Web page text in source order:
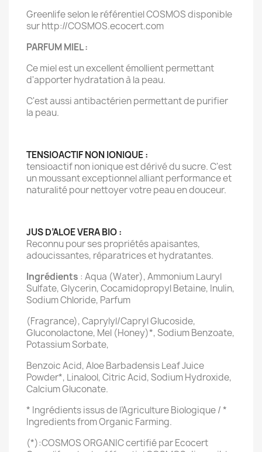
Greenlife selon le référentiel COSMOS disponible
sur http://COSMOS.ecocert.com
PARFUM MIEL :
Ce miel est un excellent émollient permettant
d'apporter hydratation à la peau.
C'est aussi antibactérien permettant de purifier
la peau.
TENSIOACTIF NON IONIQUE :
tensioactif non ionique est dérivé du sucre. C'est
un moussant exceptionnel alliant performance et
naturalité pour nettoyer votre peau en douceur.
JUS D’ALOE VERA BIO :
Reconnu pour ses propriétés apaisantes,
adoucissantes, réparatrices et hydratantes.
Ingrédients : Aqua (Water), Ammonium Lauryl
Sulfate, Glycerin, Cocamidopropyl Betaine, Inulin,
Sodium Chloride, Parfum
(Fragrance), Caprylyl/Capryl Glucoside,
Gluconolactone, Mel (Honey)*, Sodium Benzoate,
Potassium Sorbate,
Benzoic Acid, Aloe Barbadensis Leaf Juice
Powder*, Linalool, Citric Acid, Sodium Hydroxide,
Calcium Gluconate.
* Ingrédients issus de l’Agriculture Biologique / *
Ingredients from Organic Farming.
(*):COSMOS ORGANIC certifié par Ecocert